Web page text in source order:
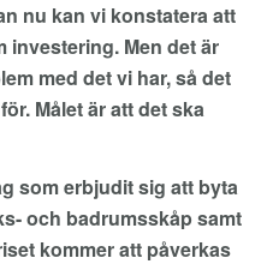
nu kan vi konstatera att
investering. Men det är
med det vi har, så det
Målet är att det ska
som erbjudit sig att byta
och badrumsskåp samt
kommer att påverkas